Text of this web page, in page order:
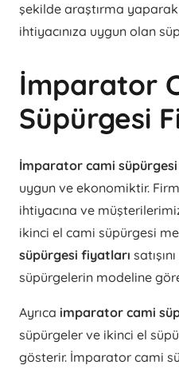
şekilde araştırma
ihtiyacınıza uygun olan
İmparator
Süpürgesi
İmparator cami
uygun ve ekonomiktir.
ihtiyacına ve
ikinci el cami süpürgesi
süpürgesi fiyatları
süpürgelerin modeline
Ayrıca imparator cami
süpürgeler ve ikinci el
gösterir. İmparator cami